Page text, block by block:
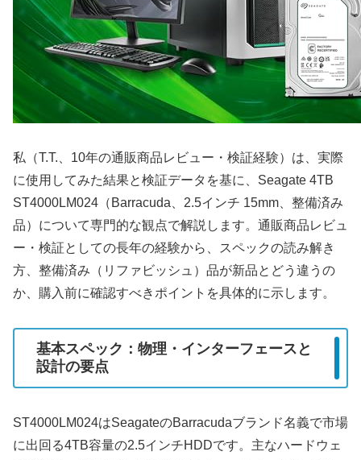
私（T.T.、10年の通販商品レビュー・検証経験）は、実際
に使用してみた結果と検証データを基に、Seagate 4TB
ST4000LM024（Barracuda、2.5インチ 15mm、整備済み
品）について専門的な観点で解説します。通販商品レビュ
ー・検証としての長年の経験から、スペックの読み解き
方、整備済み（リファビッシュ）品が新品とどう違うの
か、購入前に確認すべきポイントを具体的に示します。
基本スペック：物理・インターフェースと
設計の要点
ST4000LM024はSeagateのBarracudaブランド名義で市場
に出回る4TB容量の2.5インチHDDです。主なハードウェ